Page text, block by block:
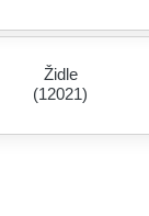
Židle
(12021)